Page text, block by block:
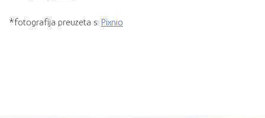
*fotografija preuzeta s: Pixnio